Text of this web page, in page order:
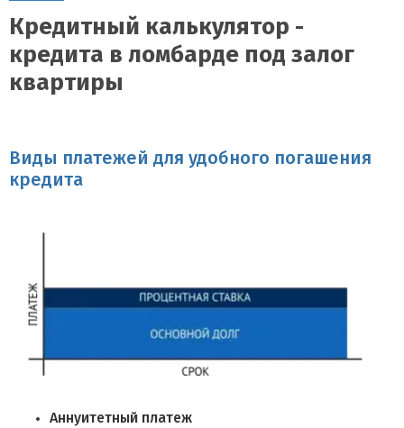
Кредитный калькулятор -
кредита в ломбарде под залог
квартиры
Виды платежей для удобного погашения
кредита
Аннуитетный платеж